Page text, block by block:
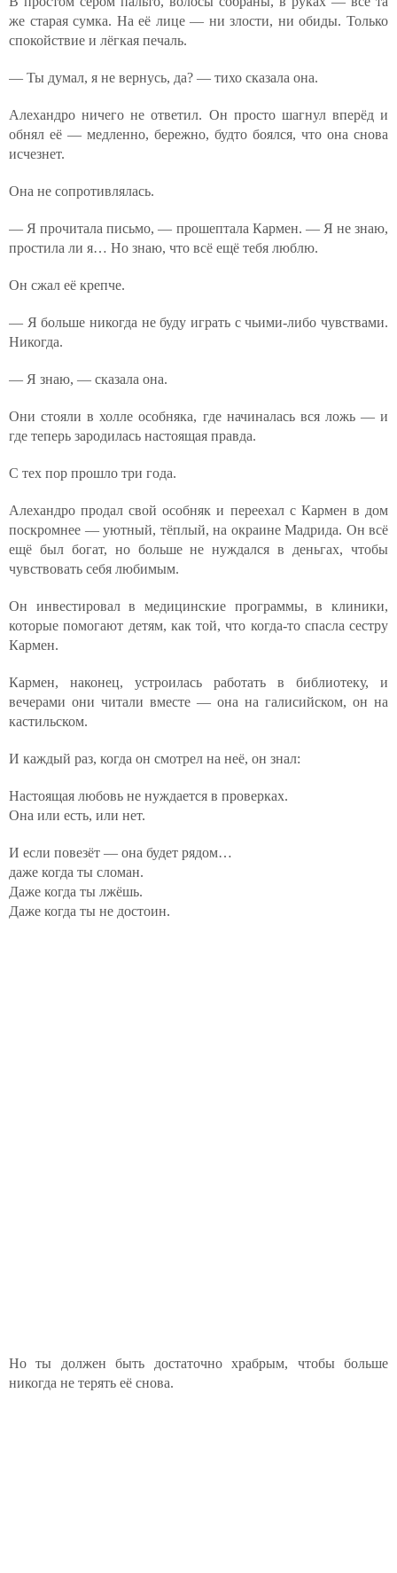
же старая сумка. На её лице — ни злости, ни обиды. Только
спокойствие и лёгкая печаль.
— Ты думал, я не вернусь, да? — тихо сказала она.
Алехандро ничего не ответил. Он просто шагнул вперёд и
обнял её — медленно, бережно, будто боялся, что она снова
исчезнет.
Она не сопротивлялась.
— Я прочитала письмо, — прошептала Кармен. — Я не знаю,
простила ли я… Но знаю, что всё ещё тебя люблю.
Он сжал её крепче.
— Я больше никогда не буду играть с чьими-либо чувствами.
Никогда.
— Я знаю, — сказала она.
Они стояли в холле особняка, где начиналась вся ложь — и
где теперь зародилась настоящая правда.
С тех пор прошло три года.
Алехандро продал свой особняк и переехал с Кармен в дом
поскромнее — уютный, тёплый, на окраине Мадрида. Он всё
ещё был богат, но больше не нуждался в деньгах, чтобы
чувствовать себя любимым.
Он инвестировал в медицинские программы, в клиники,
которые помогают детям, как той, что когда-то спасла сестру
Кармен.
Кармен, наконец, устроилась работать в библиотеку, и
вечерами они читали вместе — она на галисийском, он на
кастильском.
И каждый раз, когда он смотрел на неё, он знал:
Настоящая любовь не нуждается в проверках.
Она или есть, или нет.
И если повезёт — она будет рядом…
даже когда ты сломан.
Даже когда ты лжёшь.
Даже когда ты не достоин.
Но ты должен быть достаточно храбрым, чтобы больше
никогда не терять её снова.